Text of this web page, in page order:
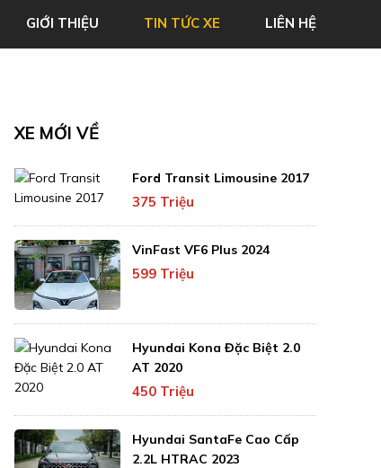
GIỚI THIỆU TIN TỨC XE LIÊN HỆ
XE MỚI VỀ
Ford Transit Limousine 2017
375 Triệu
VinFast VF6 Plus 2024
599 Triệu
Hyundai Kona Đặc Biệt 2.0
AT 2020
450 Triệu
Hyundai SantaFe Cao Cấp
2.2L HTRAC 2023